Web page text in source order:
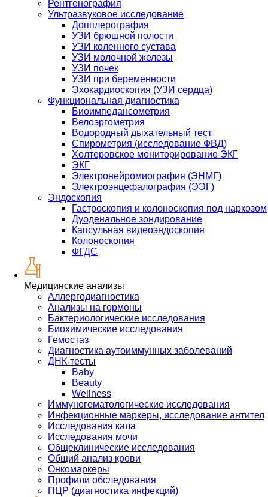
Рентгенография
Ультразвуковое исследование
Допплерография
УЗИ брюшной полости
УЗИ коленного сустава
УЗИ молочной железы
УЗИ почек
УЗИ при беременности
Эхокардиоскопия (УЗИ сердца)
Функциональная диагностика
Биоимпедансометрия
Велоэргометрия
Водородный дыхательный тест
Спирометрия (исследование ФВД)
Холтеровское мониторирование ЭКГ
ЭКГ
Электронейромиография (ЭНМГ)
Электроэнцефалография (ЭЭГ)
Эндоскопия
Гастроскопия и колоноскопия под наркозом
Дуоденальное зондирование
Капсульная видеоэндоскопия
Колоноскопия
ФГДС
Медицинские анализы
Аллергодиагностика
Анализы на гормоны
Бактериологические исследования
Биохимические исследования
Гемостаз
Диагностика аутоиммунных заболеваний
ДНК-тесты
Baby
Beauty
Wellness
Иммуногематологические исследования
Инфекционные маркеры, исследование антител
Исследования кала
Исследования мочи
Общеклинические исследования
Общий анализ крови
Онкомаркеры
Профили обследования
ПЦР (диагностика инфекций)